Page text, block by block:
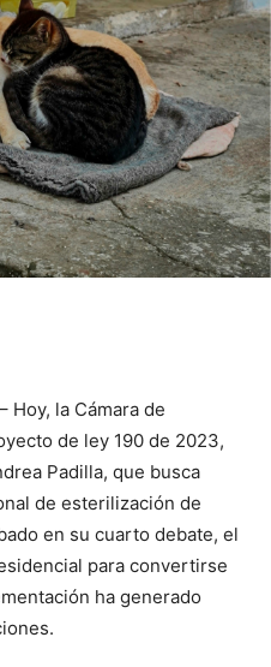
Hoy, la Cámara de
de ley 190 de 2023,
Padilla, que busca
de esterilización de
en su cuarto debate, el
para convertirse
ha generado